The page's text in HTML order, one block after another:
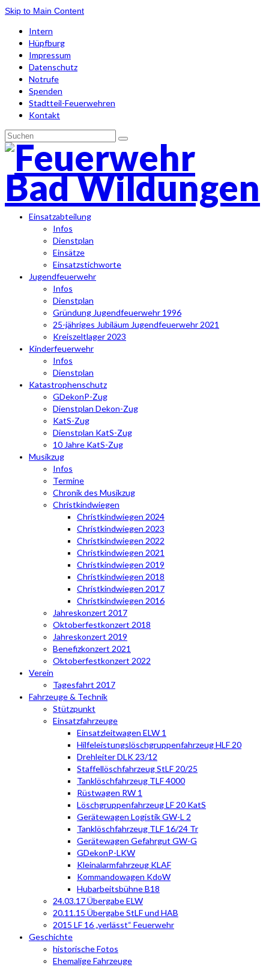
Skip to Main Content
Intern
Hüpfburg
Impressum
Datenschutz
Notrufe
Spenden
Stadtteil-Feuerwehren
Kontakt
Suchen
nach:
Einsatzabteilung
Infos
Dienstplan
Einsätze
Einsatzstichworte
Jugendfeuerwehr
Infos
Dienstplan
Gründung Jugendfeuerwehr 1996
25-jähriges Jubiläum Jugendfeuerwehr 2021
Kreiszeltlager 2023
Kinderfeuerwehr
Infos
Dienstplan
Katastrophenschutz
GDekonP-Zug
Dienstplan Dekon-Zug
KatS-Zug
Dienstplan KatS-Zug
10 Jahre KatS-Zug
Musikzug
Infos
Termine
Chronik des Musikzug
Christkindwiegen
Christkindwiegen 2024
Christkindwiegen 2023
Christkindwiegen 2022
Christkindwiegen 2021
Christkindwiegen 2019
Christkindwiegen 2018
Christkindwiegen 2017
Christkindwiegen 2016
Jahreskonzert 2017
Oktoberfestkonzert 2018
Jahreskonzert 2019
Benefizkonzert 2021
Oktoberfestkonzert 2022
Verein
Tagesfahrt 2017
Fahrzeuge & Technik
Stützpunkt
Einsatzfahrzeuge
Einsatzleitwagen ELW 1
Hilfeleistungslöschgruppenfahrzeug HLF 20
Drehleiter DLK 23/12
Staffellöschfahrzeug StLF 20/25
Tanklöschfahrzeug TLF 4000
Rüstwagen RW 1
Löschgruppenfahrzeug LF 20 KatS
Gerätewagen Logistik GW-L 2
Tanklöschfahrzeug TLF 16/24 Tr
Gerätewagen Gefahrgut GW-G
GDekonP-LKW
Kleinalarmfahrzeug KLAF
Kommandowagen KdoW
Hubarbeitsbühne B18
24.03.17 Übergabe ELW
20.11.15 Übergabe StLF und HAB
2015 LF 16 „verlässt“ Feuerwehr
Geschichte
historische Fotos
Ehemalige Fahrzeuge